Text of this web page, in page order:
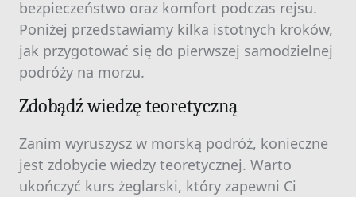
bezpieczeństwo oraz komfort podczas rejsu.
Poniżej przedstawiamy kilka istotnych kroków,
jak przygotować się do pierwszej samodzielnej
podróży na morzu.
Zdobądź wiedzę teoretyczną
Zanim wyruszysz w morską podróż, konieczne
jest zdobycie wiedzy teoretycznej. Warto
ukończyć kurs żeglarski, który zapewni Ci